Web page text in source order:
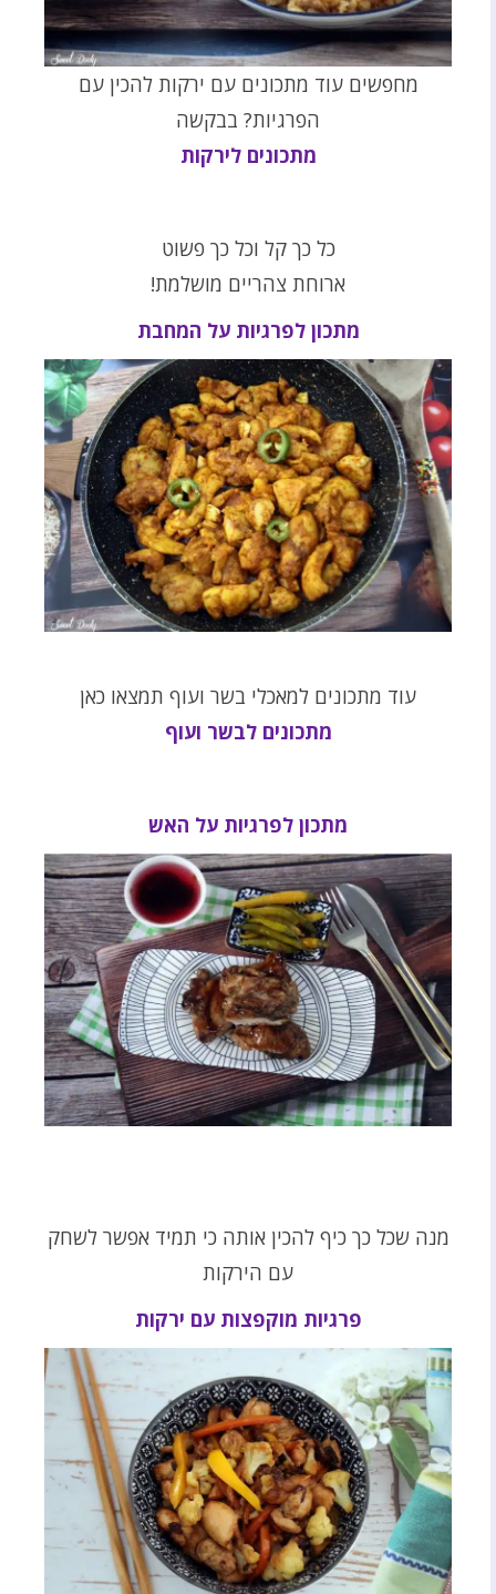
מחפשים עוד מתכונים עם ירקות להכין עם
הפרגיות? בבקשה
מתכונים לירקות
כל כך קל וכל כך פשוט
ארוחת צהריים מושלמת!
מתכון לפרגיות על המחבת
עוד מתכונים למאכלי בשר ועוף תמצאו כאן
מתכונים לבשר ועוף
מתכון לפרגיות על האש
מנה שכל כך כיף להכין אותה כי תמיד אפשר לשחק
עם הירקות
פרגיות מוקפצות עם ירקות